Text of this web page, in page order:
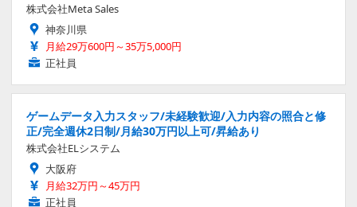
株式会社Meta Sales
神奈川県
月給29万600円～35万5,000円
正社員
ゲームデータ入力スタッフ/未経験歓迎/入力内容の照合と修
正/完全週休2日制/月給30万円以上可/昇給あり
株式会社ELシステム
大阪府
月給32万円～45万円
正社員